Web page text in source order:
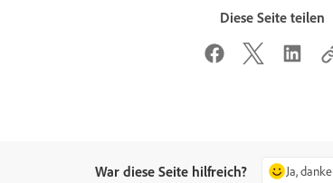
Diese Seite teilen
War diese Seite hilfreich? Ja, danke